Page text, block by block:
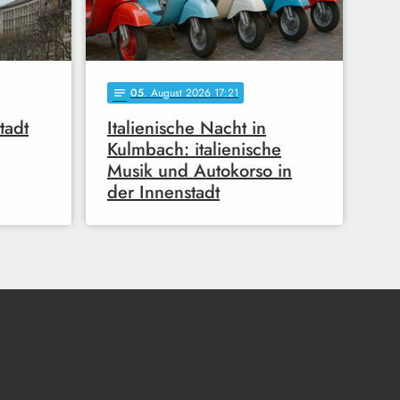
notes 05. August 2026 17:21
Italienische Nacht in
Kulmbach: italienische
Musik und Autokorso in
der Innenstadt